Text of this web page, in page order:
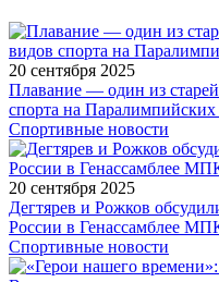
20 сентября 2025
Плавание — один из
спорта на Паралимпийских
Спортивные новости
20 сентября 2025
Дегтярев и Рожков
России в Генассамблее
Спортивные новости